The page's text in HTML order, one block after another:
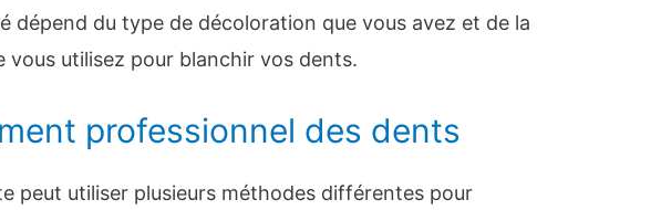
dépend du type de décoloration que vous avez et de la
vous utilisez pour blanchir vos dents.
professionnel des dents
peut utiliser plusieurs méthodes différentes pour